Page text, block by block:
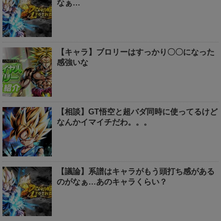
なぁ…
【キャラ】ブロリーはすっかり〇〇になった
感強いな
【相談】GT悟空と超バダ同時に使ってるけど
なんかイマイチだわ。。。
【議論】系譜はキャラがもう頭打ち感がある
のがなぁ…あのキャラくらい？